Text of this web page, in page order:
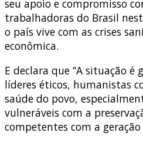
seu apoio e compromisso
trabalhadoras do Brasil
o país vive com as crises
econômica.
E declara que “A situação é
líderes éticos, humanistas
saúde do povo,
vulneráveis com a
competentes com a geração